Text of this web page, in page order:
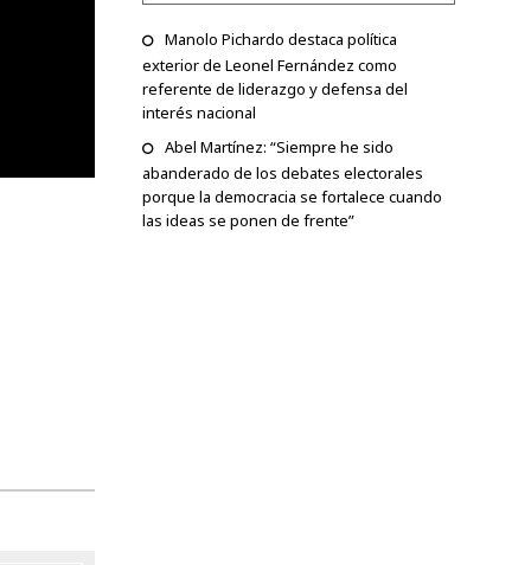
Manolo Pichardo destaca política
exterior de Leonel Fernández como
referente de liderazgo y defensa del
interés nacional
Abel Martínez: “Siempre he sido
abanderado de los debates electorales
porque la democracia se fortalece cuando
las ideas se ponen de frente”